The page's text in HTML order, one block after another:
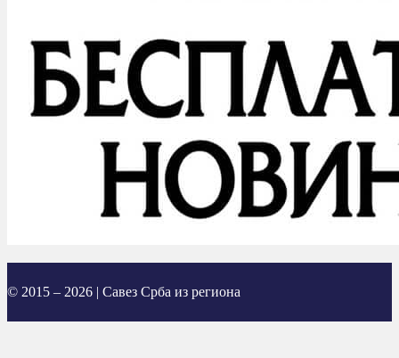
© 2015 – 2026 | Савез Срба из региона